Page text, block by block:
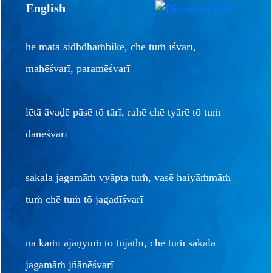
English
hē māta sidhdhāṁbikē, chē tuṁ īśvarī,
mahēśvarī, paramēśvarī
lētā āvaḍē pāsē tō tārī, rahē chē tyārē tō tuṁ
dānēśvarī
sakala jagamāṁ vyāpta tuṁ, vasē haiyāṁmāṁ
tuṁ chē tuṁ tō jagadīśvarī
nā kāṁī ajāṇyuṁ tō tujathī, chē tuṁ sakala
jagamāṁ jñānēśvarī